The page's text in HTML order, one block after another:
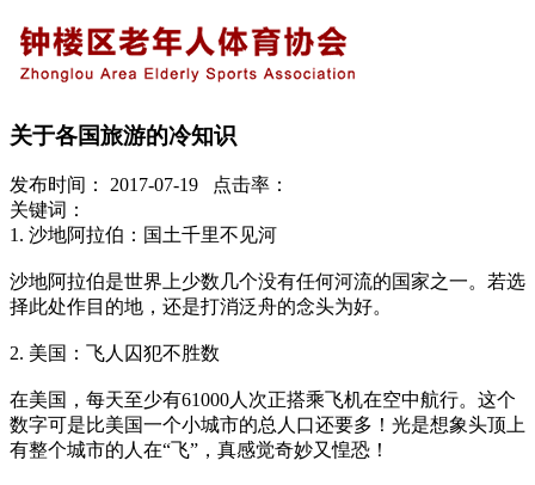
关于各国旅游的冷知识
发布时间： 2017-07-19 点击率：
关键词：
1. 沙地阿拉伯：国土千里不见河
沙地阿拉伯是世界上少数几个没有任何河流的国家之一。若选
择此处作目的地，还是打消泛舟的念头为好。
2. 美国：飞人囚犯不胜数
在美国，每天至少有61000人次正搭乘飞机在空中航行。这个
数字可是比美国一个小城市的总人口还要多！光是想象头顶上
有整个城市的人在“飞”，真感觉奇妙又惶恐！